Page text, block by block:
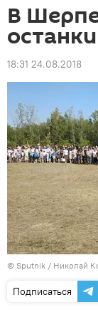
В
18:31 24.08.2018
© Sputnik / Николай
Подписаться